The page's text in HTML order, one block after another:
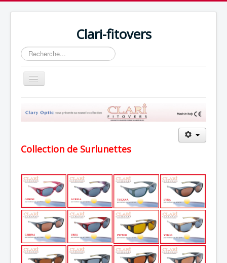
Clari-fitovers
Rechercher
Basculer
la
Collection
Technologie
Bon de commande
Contactez-nous
Catalogues
Collection de Surlunettes